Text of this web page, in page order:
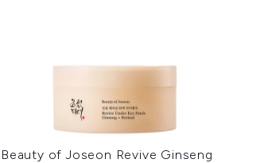
Beauty of Joseon Revive Ginseng